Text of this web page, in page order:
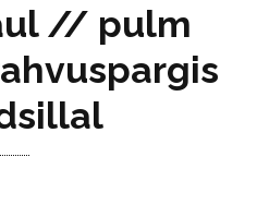
// pulm